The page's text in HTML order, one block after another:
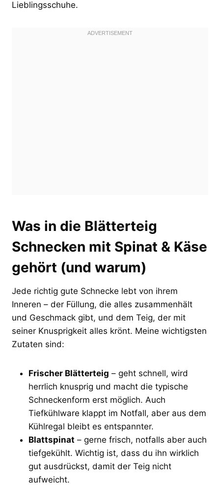
Lieblingsschuhe.
Was in die Blätterteig
Schnecken mit Spinat & Käse
gehört (und warum)
Jede richtig gute Schnecke lebt von ihrem
Inneren – der Füllung, die alles zusammenhält
und Geschmack gibt, und dem Teig, der mit
seiner Knusprigkeit alles krönt. Meine wichtigsten
Zutaten sind:
Frischer Blätterteig – geht schnell, wird
herrlich knusprig und macht die typische
Schneckenform erst möglich. Auch
Tiefkühlware klappt im Notfall, aber aus dem
Kühlregal bleibt es entspannter.
Blattspinat – gerne frisch, notfalls aber auch
tiefgekühlt. Wichtig ist, dass du ihn wirklich
gut ausdrückst, damit der Teig nicht
aufweicht.